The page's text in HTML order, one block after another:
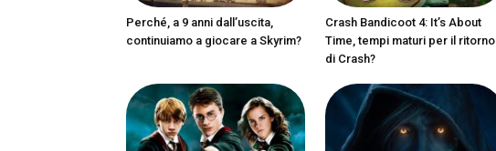
Perché, a 9 anni dall’uscita,
continuiamo a giocare a Skyrim?
Crash Bandicoot 4: It’s About
Time, tempi maturi per il ritorno
di Crash?